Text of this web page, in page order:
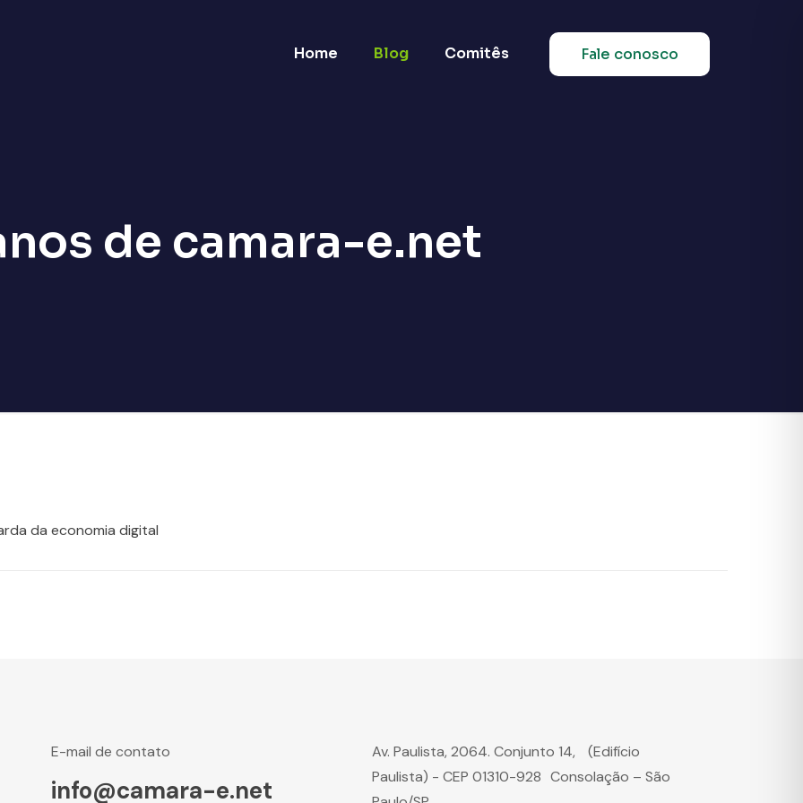
Home Blog Comitês Fale conosco
de camara-e.net
da economia digital
E-mail de contato
info@camara-e.net
Av. Paulista, 2064. Conjunto 14, (Edifício
Paulista) - CEP 01310-928 Consolação – São